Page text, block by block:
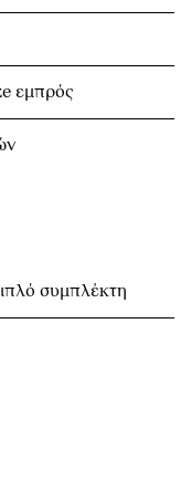
εμπρός
συμπλέκτη